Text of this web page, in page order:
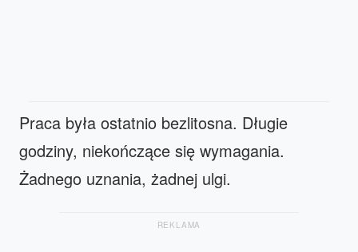
Praca była ostatnio bezlitosna. Długie
godziny, niekończące się wymagania.
Żadnego uznania, żadnej ulgi.
REKLAMA